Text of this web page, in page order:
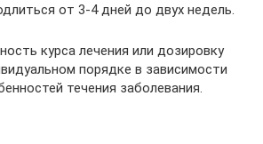
от 3-4 дней до двух недель.
курса лечения или дозировку
порядке в зависимости
течения заболевания.